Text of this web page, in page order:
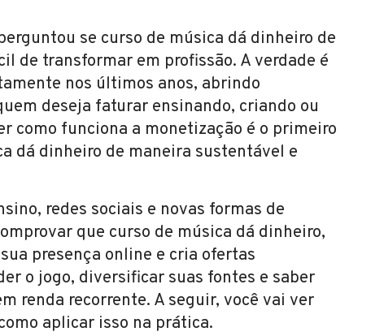
se curso de música dá dinheiro de
de transformar em profissão. A verdade é
nos últimos anos, abrindo
deseja faturar ensinando, criando ou
como funciona a monetização é o primeiro
dá dinheiro de maneira sustentável e
redes sociais e novas formas de
que curso de música dá dinheiro,
presença online e cria ofertas
o jogo, diversificar suas fontes e saber
renda recorrente. A seguir, você vai ver
aplicar isso na prática.